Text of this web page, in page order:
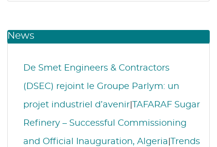
News
De Smet Engineers & Contractors
(DSEC) rejoint le Groupe Parlym: un
projet industriel d’avenir TAFARAF Sugar
Refinery – Successful Commissioning
and Official Inauguration, Algeria Trends